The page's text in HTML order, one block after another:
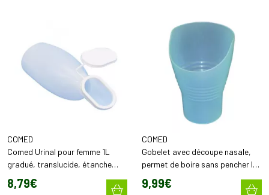
COMED
Comed Urinal pour femme 1L
gradué, translucide, étanche
avec bouchon (x1)
8,79€
COMED
Gobelet avec découpe nasale,
permet de boire sans pencher la
tête (x1)
9,99€